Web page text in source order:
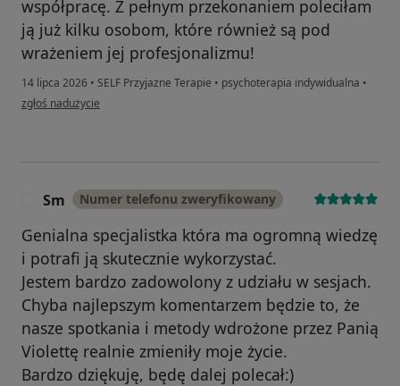
współpracę. Z pełnym przekonaniem poleciłam
ją już kilku osobom, które również są pod
wrażeniem jej profesjonalizmu!
14 lipca 2026 • SELF Przyjazne Terapie • psychoterapia indywidualna •
w opinii użytkownika Misia
zgłoś nadużycie
Sm Numer telefonu zweryfikowany
Genialna specjalistka która ma ogromną wiedzę
i potrafi ją skutecznie wykorzystać.
Jestem bardzo zadowolony z udziału w sesjach.
Chyba najlepszym komentarzem będzie to, że
nasze spotkania i metody wdrożone przez Panią
Violettę realnie zmieniły moje życie.
Bardzo dziękuję, będę dalej polecał:)